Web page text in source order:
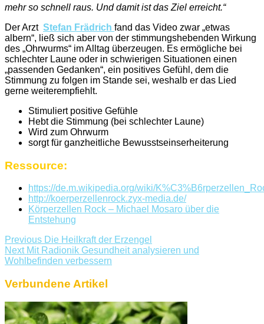
mehr so schnell raus. Und damit ist das Ziel erreicht.“
Der Arzt Stefan Frädrich fand das Video zwar „etwas
albern“, ließ sich aber von der stimmungshebenden Wirkung
des „Ohrwurms“ im Alltag überzeugen. Es ermögliche bei
schlechter Laune oder in schwierigen Situationen einen
„passenden Gedanken“, ein positives Gefühl, dem die
Stimmung zu folgen im Stande sei, weshalb er das Lied
gerne weiterempfiehlt.
Stimuliert positive Gefühle
Hebt die Stimmung (bei schlechter Laune)
Wird zum Ohrwurm
sorgt für ganzheitliche Bewusstseinserheiterung
Ressource:
https://de.m.wikipedia.org/wiki/
http://koerperzellenrock.zyx-media.de/
Körperzellen Rock – Michael Mosaro über die
Entstehung
Previous Die Heilkraft der Erzengel
NextMit Radionik Gesundheit analysieren und
Wohlbefinden verbessern
Verbundene Artikel